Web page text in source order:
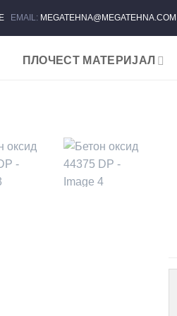
EMAIL: MEGATEHNA@MEGATEHNA.COM
ПЛОЧЕСТ МАТЕРИЈАЛ
Add to
wishlist